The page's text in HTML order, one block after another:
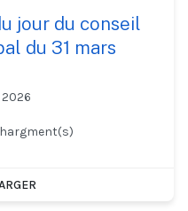
jour du conseil
du 31 mars